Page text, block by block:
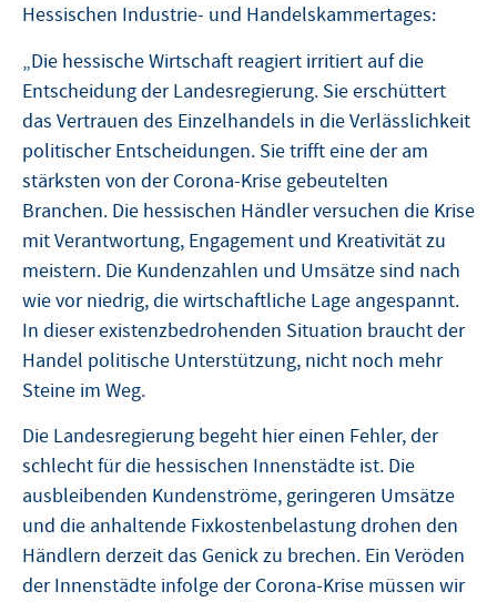
Hessischen Industrie- und Handelskammertages:
„Die hessische Wirtschaft reagiert irritiert auf die
Entscheidung der Landesregierung. Sie erschüttert
das Vertrauen des Einzelhandels in die Verlässlichkeit
politischer Entscheidungen. Sie trifft eine der am
stärksten von der Corona-Krise gebeutelten
Branchen. Die hessischen Händler versuchen die Krise
mit Verantwortung, Engagement und Kreativität zu
meistern. Die Kundenzahlen und Umsätze sind nach
wie vor niedrig, die wirtschaftliche Lage angespannt.
In dieser existenzbedrohenden Situation braucht der
Handel politische Unterstützung, nicht noch mehr
Steine im Weg.
Die Landesregierung begeht hier einen Fehler, der
schlecht für die hessischen Innenstädte ist. Die
ausbleibenden Kundenströme, geringeren Umsätze
und die anhaltende Fixkostenbelastung drohen den
Händlern derzeit das Genick zu brechen. Ein Veröden
der Innenstädte infolge der Corona-Krise müssen wir